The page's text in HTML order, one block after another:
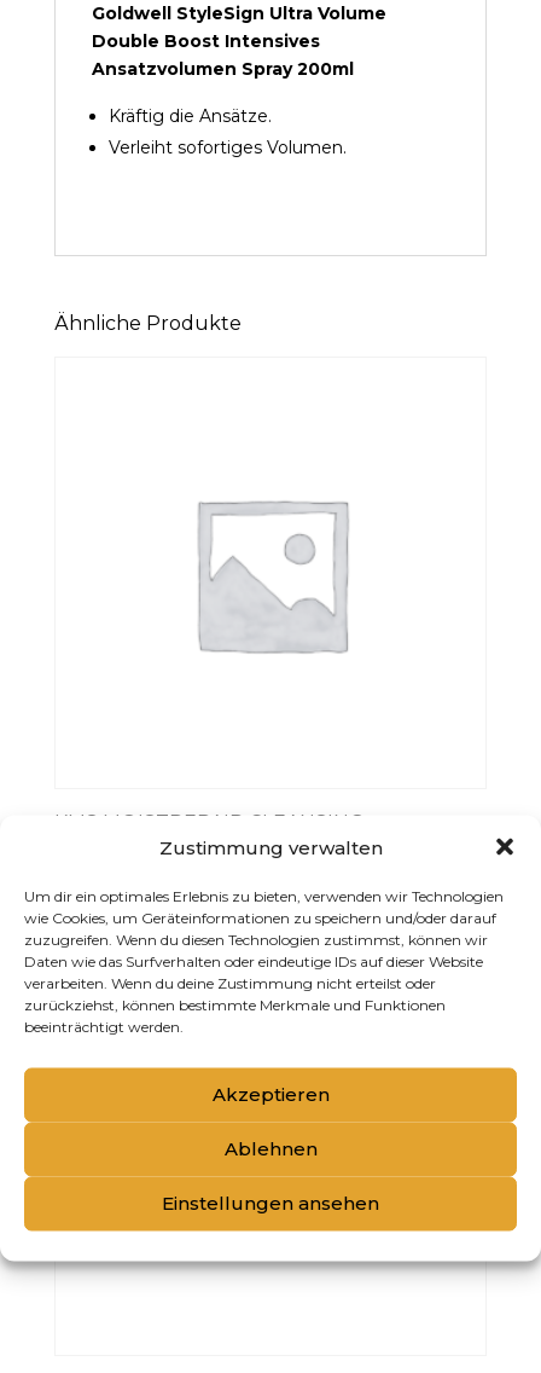
Zustimmung verwalten
Um dir ein optimales Erlebnis zu bieten, verwenden wir Technologien
wie Cookies, um Geräteinformationen zu speichern und/oder darauf
zuzugreifen. Wenn du diesen Technologien zustimmst, können wir
Daten wie das Surfverhalten oder eindeutige IDs auf dieser Website
verarbeiten. Wenn du deine Zustimmung nicht erteilst oder
zurückziehst, können bestimmte Merkmale und Funktionen
beeinträchtigt werden.
Akzeptieren
Ablehnen
Einstellungen ansehen
Goldwell StyleSign Ultra Volume
Double Boost Intensives
Ansatzvolumen Spray 200ml
Kräftig die Ansätze.
Verleiht sofortiges Volumen.
Ähnliche Produkte
KMS MOISTREPAIR CLEANSING
CONDITIONER 300ML